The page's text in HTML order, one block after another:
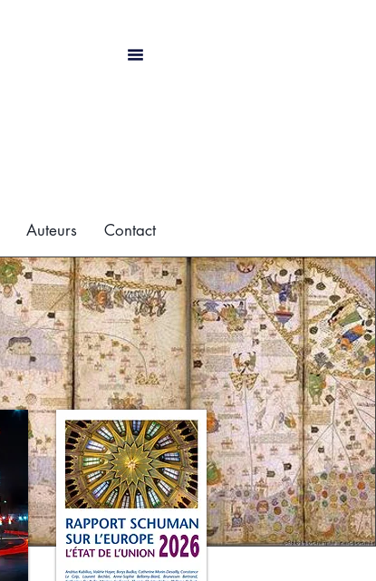
Auteurs Contact